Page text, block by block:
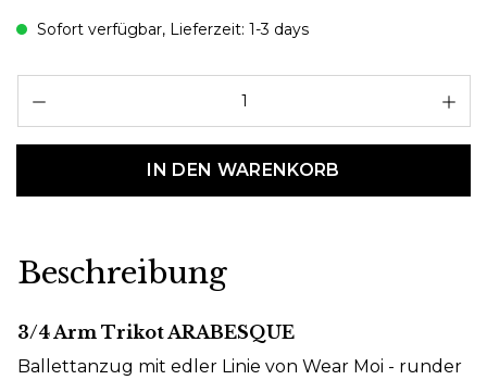
Sofort verfügbar, Lieferzeit: 1-3 days
IN DEN WARENKORB
Beschreibung
3/4 Arm Trikot ARABESQUE
Ballettanzug mit edler Linie von Wear Moi - runder